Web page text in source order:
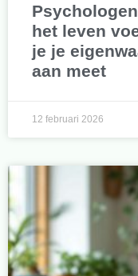
het leven
je je
aan meet
12 februari 2026